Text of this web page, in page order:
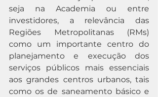
seja na Academia ou entre
investidores, a relevância das
Regiões Metropolitanas (RMs)
como um importante centro do
planejamento e execução dos
serviços públicos mais essenciais
aos grandes centros urbanos, tais
como os de saneamento básico e